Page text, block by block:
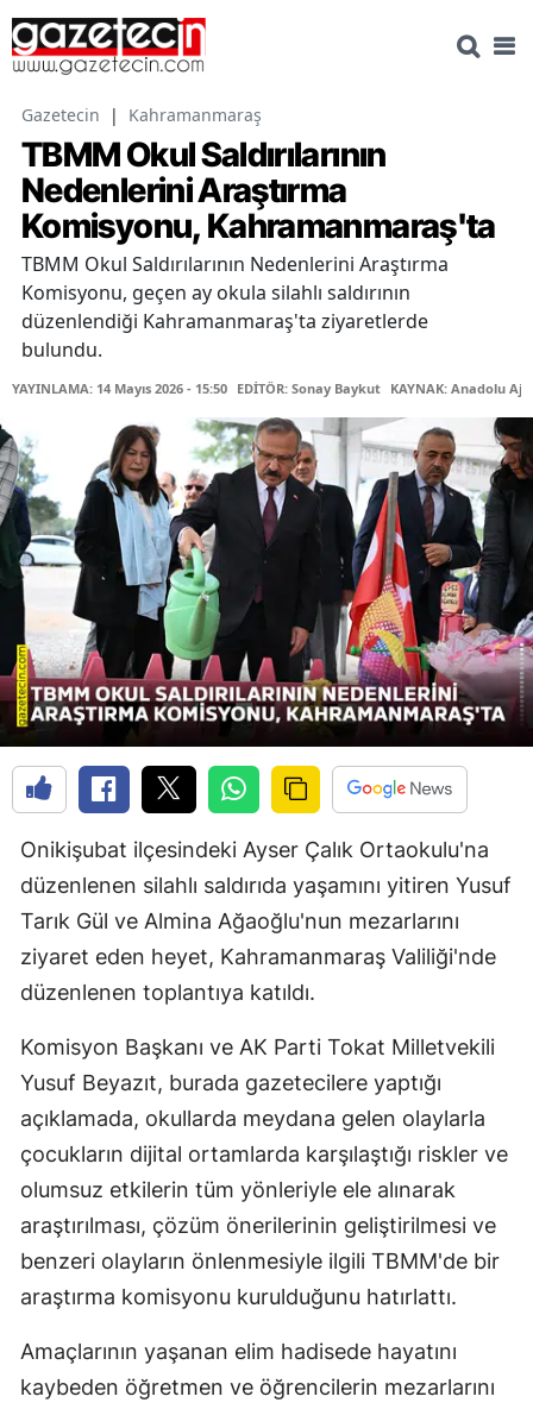
Gazetecin | Kahramanmaraş
TBMM Okul Saldırılarının
Nedenlerini Araştırma
Komisyonu, Kahramanmaraş'ta
TBMM Okul Saldırılarının Nedenlerini Araştırma
Komisyonu, geçen ay okula silahlı saldırının
düzenlendiği Kahramanmaraş'ta ziyaretlerde
bulundu.
YAYINLAMA: 14 Mayıs 2026 - 15:50 EDİTÖR: Sonay Baykut KAYNAK: Anadolu
Onikişubat ilçesindeki Ayser Çalık Ortaokulu'na
düzenlenen silahlı saldırıda yaşamını yitiren Yusuf
Tarık Gül ve Almina Ağaoğlu'nun mezarlarını
ziyaret eden heyet, Kahramanmaraş Valiliği'nde
düzenlenen toplantıya katıldı.
Komisyon Başkanı ve AK Parti Tokat Milletvekili
Yusuf Beyazıt, burada gazetecilere yaptığı
açıklamada, okullarda meydana gelen olaylarla
çocukların dijital ortamlarda karşılaştığı riskler ve
olumsuz etkilerin tüm yönleriyle ele alınarak
araştırılması, çözüm önerilerinin geliştirilmesi ve
benzeri olayların önlenmesiyle ilgili TBMM'de bir
araştırma komisyonu kurulduğunu hatırlattı.
Amaçlarının yaşanan elim hadisede hayatını
kaybeden öğretmen ve öğrencilerin mezarlarını